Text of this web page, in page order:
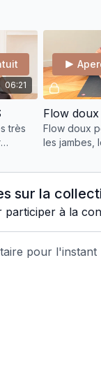
06:21
très
de
Flow doux
les jambes,
l'intérieur
sur la
participer à la
pour l'instant